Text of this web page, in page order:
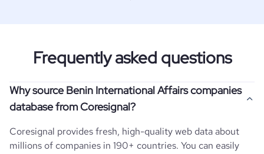
Frequently asked questions
Why source Benin International Affairs companies
database from Coresignal?
Coresignal provides fresh, high-quality web data about
millions of companies in 190+ countries. You can easily